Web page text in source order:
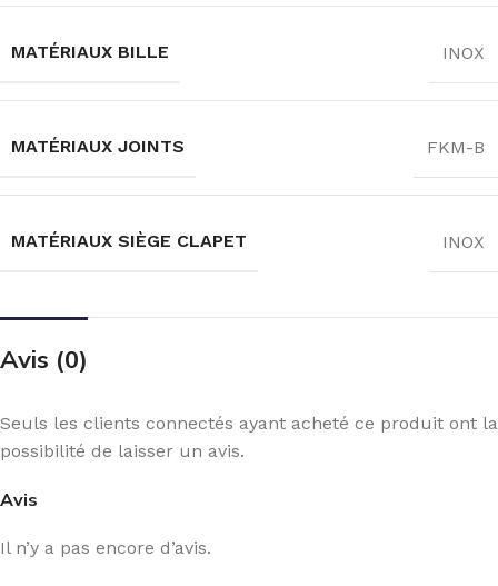
MATÉRIAUX BILLE INOX
MATÉRIAUX JOINTS FKM-B
MATÉRIAUX SIÈGE CLAPET INOX
Avis (0)
Avis
Il n’y a pas encore d’avis.
Seuls les clients connectés ayant acheté ce produit ont la
possibilité de laisser un avis.